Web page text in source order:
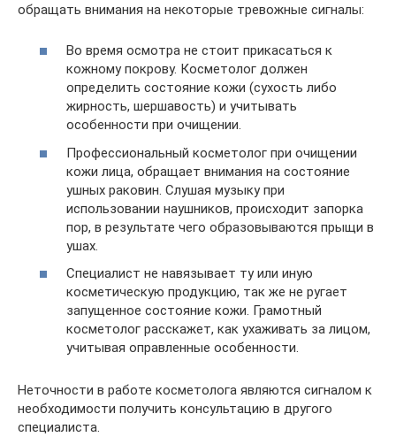
обращать внимания на некоторые тревожные сигналы:
Во время осмотра не стоит прикасаться к
кожному покрову. Косметолог должен
определить состояние кожи (сухость либо
жирность, шершавость) и учитывать
особенности при очищении.
Профессиональный косметолог при очищении
кожи лица, обращает внимания на состояние
ушных раковин. Слушая музыку при
использовании наушников, происходит запорка
пор, в результате чего образовываются прыщи в
ушах.
Специалист не навязывает ту или иную
косметическую продукцию, так же не ругает
запущенное состояние кожи. Грамотный
косметолог расскажет, как ухаживать за лицом,
учитывая оправленные особенности.
Неточности в работе косметолога являются сигналом к
необходимости получить консультацию в другого
специалиста.